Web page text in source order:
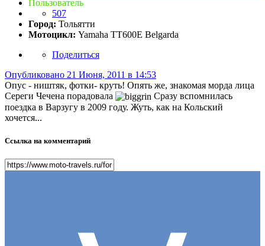
Пользователь
507
Город: Тольятти
Мотоцикл: Yamaha ТТ600Е Belgarda
Поделиться
Опубликовано 21 Июня, 2011 в 14:53
Опус - ништяк, фотки- круть! Опять же, знакомая морда лица
Сереги Чечена порадовала
Сразу вспомнилась
поездка в Варзугу в 2009 году. Жуть, как на Кольский
хочется...
Ссылка на комментарий